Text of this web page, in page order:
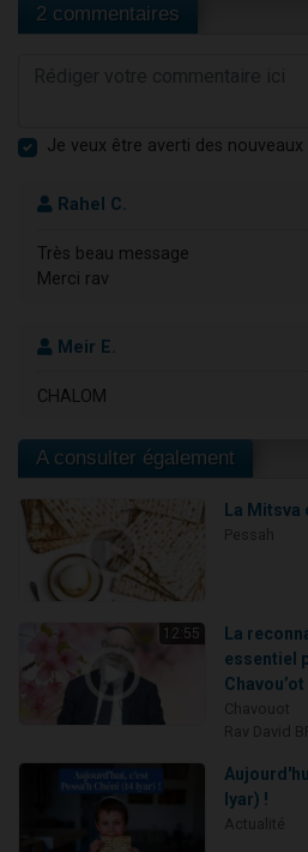
2 commentaires
Je veux être averti des
Rahel C.
Très beau message
Merci rav
Meir E.
CHALOM
A consulter également
La Mitsva
12:55
La
essentiel
Chavou’ot
Iyar) !